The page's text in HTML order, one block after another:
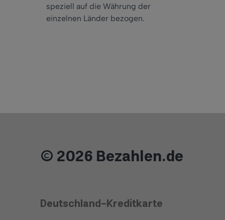
speziell auf die Währung der
einzelnen Länder bezogen.
© 2026 Bezahlen.de
Deutschland-Kreditkarte